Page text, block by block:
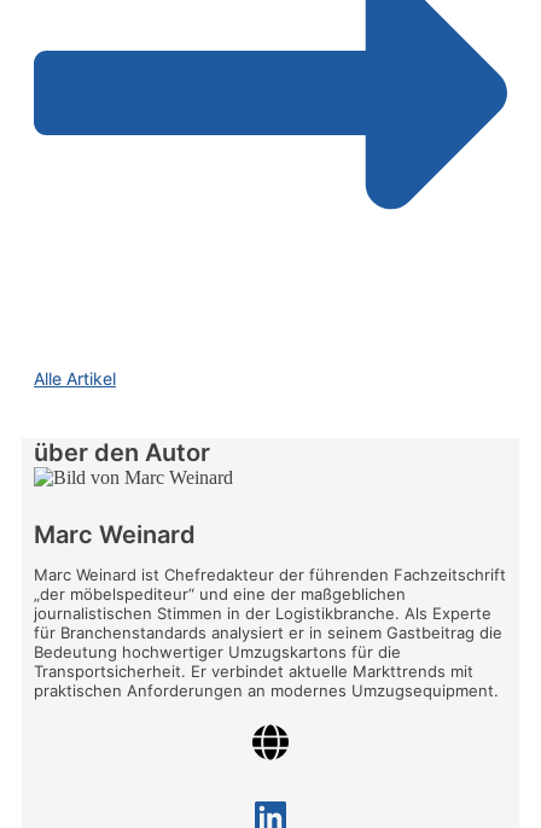
Alle Artikel
über den Autor
Marc Weinard
Marc Weinard ist Chefredakteur der führenden Fachzeitschrift
„der möbelspediteur“ und eine der maßgeblichen
journalistischen Stimmen in der Logistikbranche. Als Experte
für Branchenstandards analysiert er in seinem Gastbeitrag die
Bedeutung hochwertiger Umzugskartons für die
Transportsicherheit. Er verbindet aktuelle Markttrends mit
praktischen Anforderungen an modernes Umzugsequipment.